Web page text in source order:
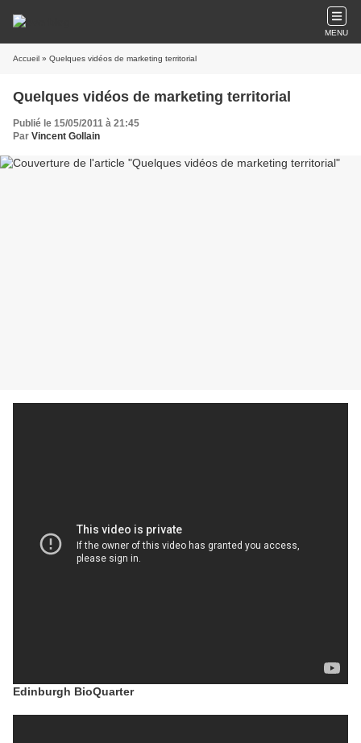
MENU
Accueil » Quelques vidéos de marketing territorial
Quelques vidéos de marketing territorial
Publié le 15/05/2011 à 21:45
Par Vincent Gollain
Edinburgh BioQuarter